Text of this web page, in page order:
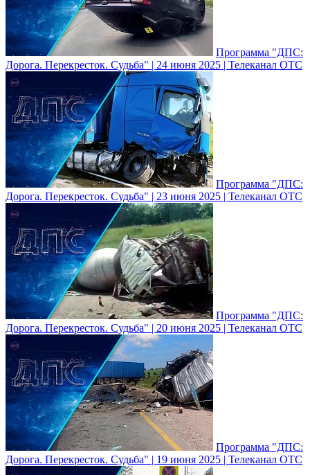
Программа "ДПС:
Дорога. Перекресток. Судьба" | 24 июня 2025 | Телеканал ОТС
Программа "ДПС:
Дорога. Перекресток. Судьба" | 23 июня 2025 | Телеканал ОТС
Программа "ДПС:
Дорога. Перекресток. Судьба" | 20 июня 2025 | Телеканал ОТС
Программа "ДПС:
Дорога. Перекресток. Судьба" | 19 июня 2025 | Телеканал ОТС